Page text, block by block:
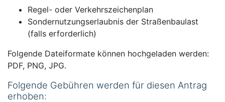
Regel- oder Verkehrszeichenplan
Sondernutzungserlaubnis der Straßenbaulast
(falls erforderlich)
Folgende Dateiformate können hochgeladen werden:
PDF, PNG, JPG.
Folgende Gebühren werden für diesen Antrag
erhoben: